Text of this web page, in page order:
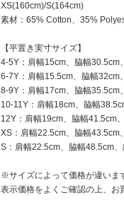
XS(160cm)/S(164cm)
素材：65% Cotton、35%
【平置き実寸サイズ】
4-5Y：肩幅15cm、脇幅30.5cm
6-7Y：肩幅15.5cm、脇幅32cm
8-9Y：肩幅17cm、脇幅35.5cm
10-11Y：肩幅18cm、脇幅
12Y：肩幅19cm、脇幅41.5cm
XS：肩幅22.5cm、脇幅43.5cm
S：肩幅22.5cm、脇幅48.5cm
※サイズによって価格が違いま
表示価格をよくご確認の上、お